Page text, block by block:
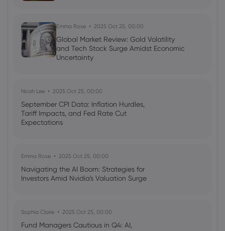
Emma Rose 2025 Oct 25, 00:00
Global Market Review: Gold Volatility
and Tech Stock Surge Amidst Economic
Uncertainty
Noah Lee 2025 Oct 25, 00:00
September CPI Data: Inflation Hurdles,
Tariff Impacts, and Fed Rate Cut
Expectations
Emma Rose 2025 Oct 25, 00:00
Navigating the AI Boom: Strategies for
Investors Amid Nvidia's Valuation Surge
Sophia Claire 2025 Oct 25, 00:00
Fund Managers Cautious in Q4: AI,